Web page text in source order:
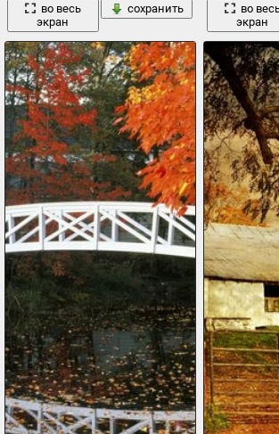
во весь
экран
сохранить
во
экран